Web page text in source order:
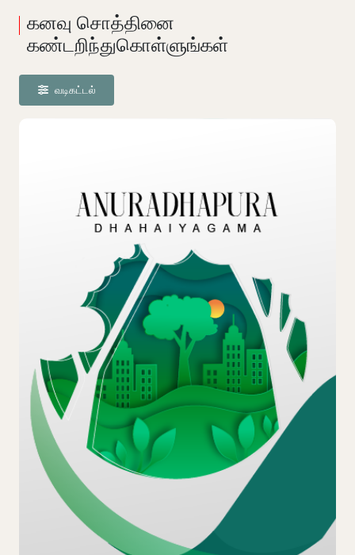
கனவு சொத்தினை
கண்டறிந்துகொள்ளுங்கள்
வடிகட்டல்